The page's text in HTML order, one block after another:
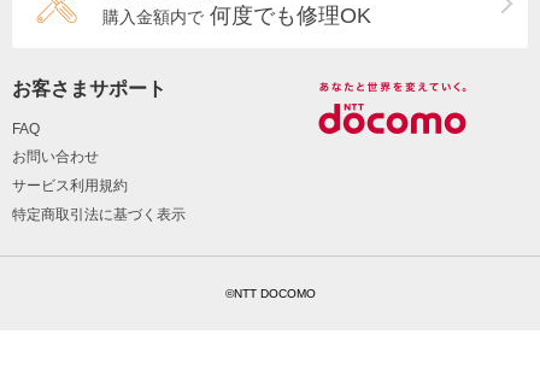
購入金額内で 何度でも修理OK
お客さまサポート
FAQ
お問い合わせ
サービス利用規約
特定商取引法に基づく表示
©NTT DOCOMO